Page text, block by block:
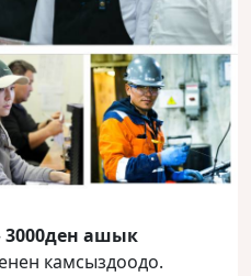
3000ден ашык
камсыздоодо.